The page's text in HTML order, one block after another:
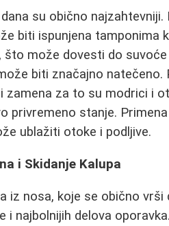
su obično
biti ispunjena tamponima
može dovesti do
biti značajno natečeno.
zamena za to su modrici i
privremeno stanje.
ublažiti otoke i podljive.
i Skidanje Kalupa
iz nosa, koje se obično
i najbolnijih delova